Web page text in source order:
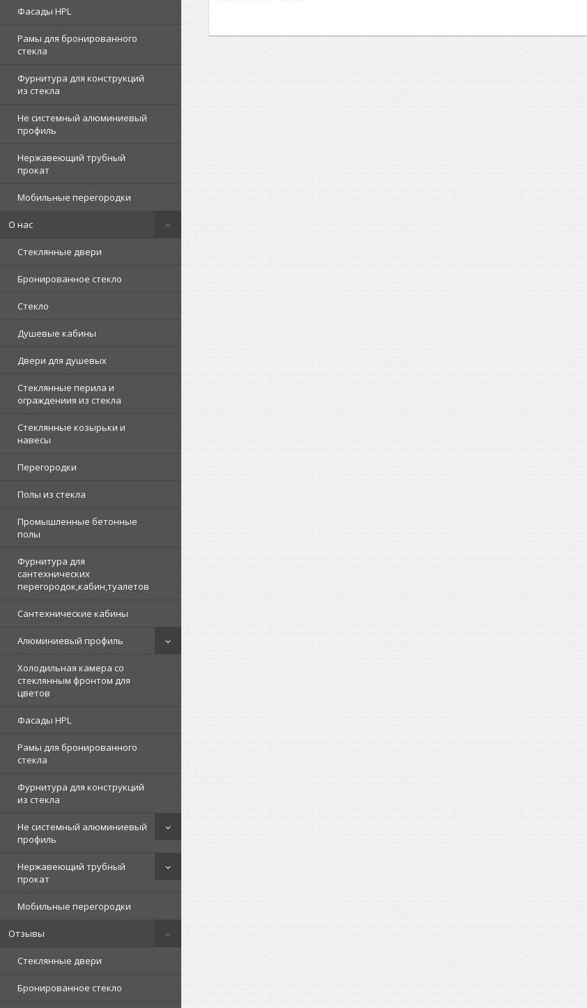
Фасады HPL
Рамы для бронированного
стекла
Фурнитура для конструкций
из стекла
Не системный алюминиевый
профиль
Нержавеющий трубный
прокат
Мобильные перегородки
О нас
Стеклянные двери
Бронированное стекло
Стекло
Душевые кабины
Двери для душевых
Стеклянные перила и
ограждениия из стекла
Стеклянные козырьки и
навесы
Перегородки
Полы из стекла
Промышленные бетонные
полы
Фурнитура для
сантехнических
перегородок,кабин,туалетов
Сантехнические кабины
Алюминиевый профиль
Холодильная камера со
стеклянным фронтом для
цветов
Фасады HPL
Рамы для бронированного
стекла
Фурнитура для конструкций
из стекла
Не системный алюминиевый
профиль
Нержавеющий трубный
прокат
Мобильные перегородки
Отзывы
Стеклянные двери
Бронированное стекло